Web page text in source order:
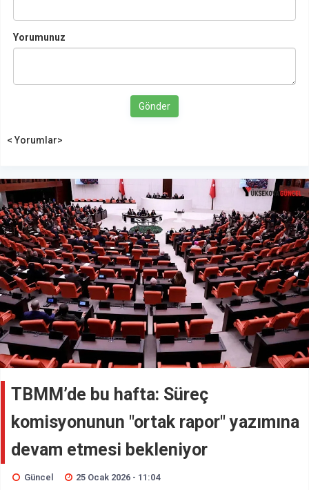
Yorumunuz
Gönder
< Yorumlar>
TBMM’de bu hafta: Süreç
komisyonunun "ortak rapor" yazımına
devam etmesi bekleniyor
Güncel 25 Ocak 2026 - 11:04